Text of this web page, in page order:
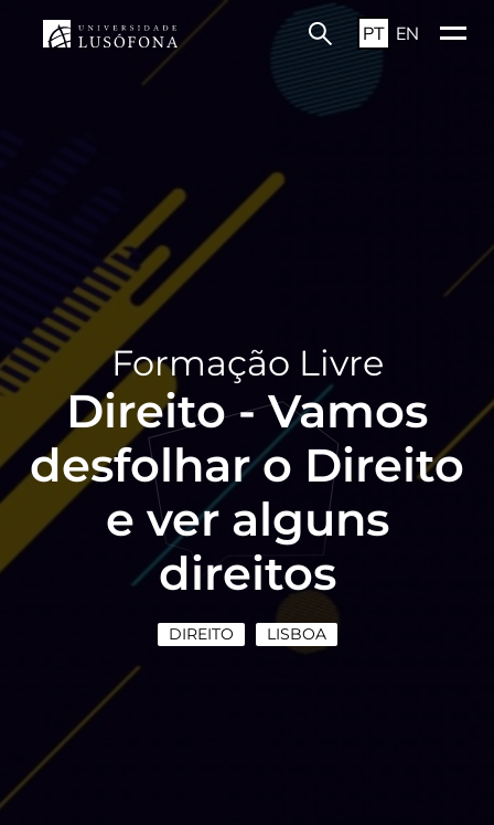
PT EN
Formação Livre
Direito - Vamos
desfolhar o Direito
e ver alguns
direitos
DIREITO LISBOA